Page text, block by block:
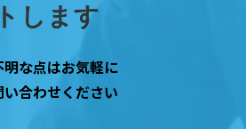
トします
明な点はお気軽に
い合わせください